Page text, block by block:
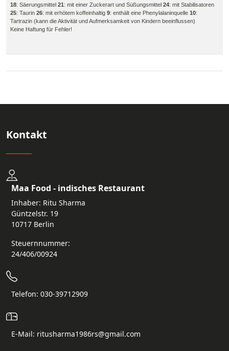
18: Säerungsmittel 21: mit einer Zuckerart und Süßungsmittel 24: mit Stabilisatoren
25: Taurin 26: mit erhötem koffeinhaltig 9: enthält eine Phenylalaninquelle 10:
Tartrazin (kann die Aktivität und Aufmerksamkeit von Kindern beeinflussen)
Keine Haftung für Fehler!
Kontakt
Maa Food - indisches Restaurant
Inhaber: Ritu Sharma
Güntzelstr. 19
10717 Berlin
Steuernnummer:
24/406/00924
Telefon: 030-39712909
E-Mail: ritusharma1986rs@gmail.com